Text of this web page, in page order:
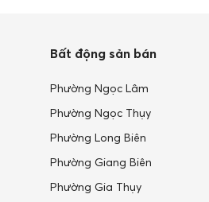
Đắk Nông
Bất động sản bán
Phường Ngọc Lâm
Phường Ngọc Thụy
Phường Long Biên
Phường Giang Biên
Phường Gia Thụy